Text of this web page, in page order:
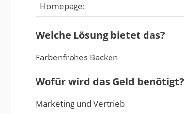
Homepage:
Welche Lösung bietet das?
Farbenfrohes Backen
Wofür wird das Geld benötigt?
Marketing und Vertrieb